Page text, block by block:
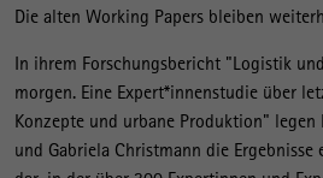
Die alten Working Papers bleiben
In ihrem Forschungsbericht "Logistik
morgen. Eine Expert*innenstudie über
Konzepte und urbane Produktion"
und Gabriela Christmann die